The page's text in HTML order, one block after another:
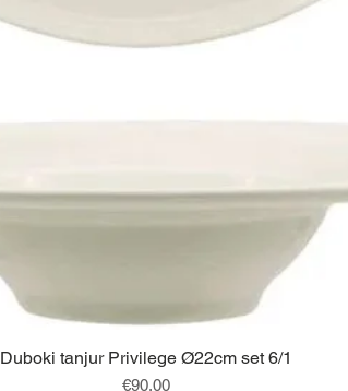
Brzi pregled
Duboki tanjur Privilege Ø22cm set 6/1
Cijena
€90.00